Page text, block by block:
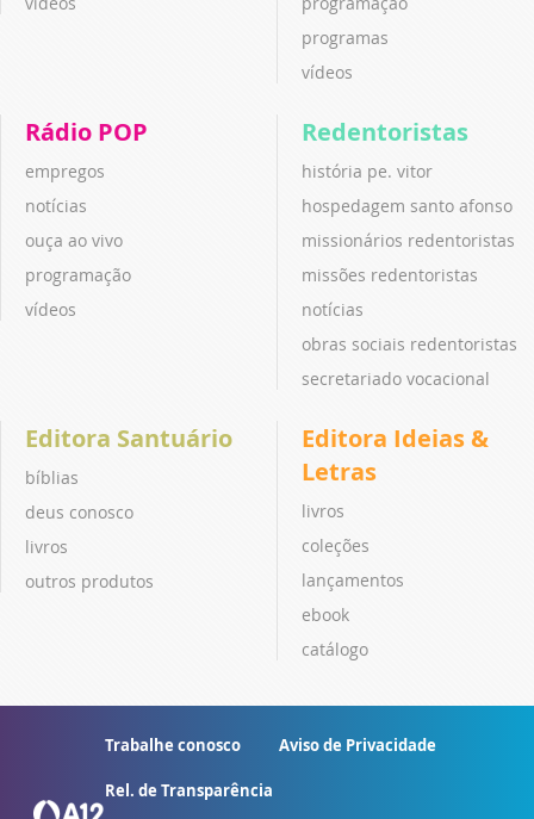
programas
vídeos
Rádio POP
empregos
notícias
ouça ao vivo
programação
vídeos
Redentoristas
história pe. vitor
hospedagem santo afonso
missionários redentoristas
missões redentoristas
notícias
obras sociais redentoristas
secretariado vocacional
Editora Santuário
bíblias
deus conosco
livros
outros produtos
Editora Ideias &
Letras
livros
coleções
lançamentos
ebook
catálogo
Trabalhe conosco Aviso de Privacidade
Rel. de Transparência